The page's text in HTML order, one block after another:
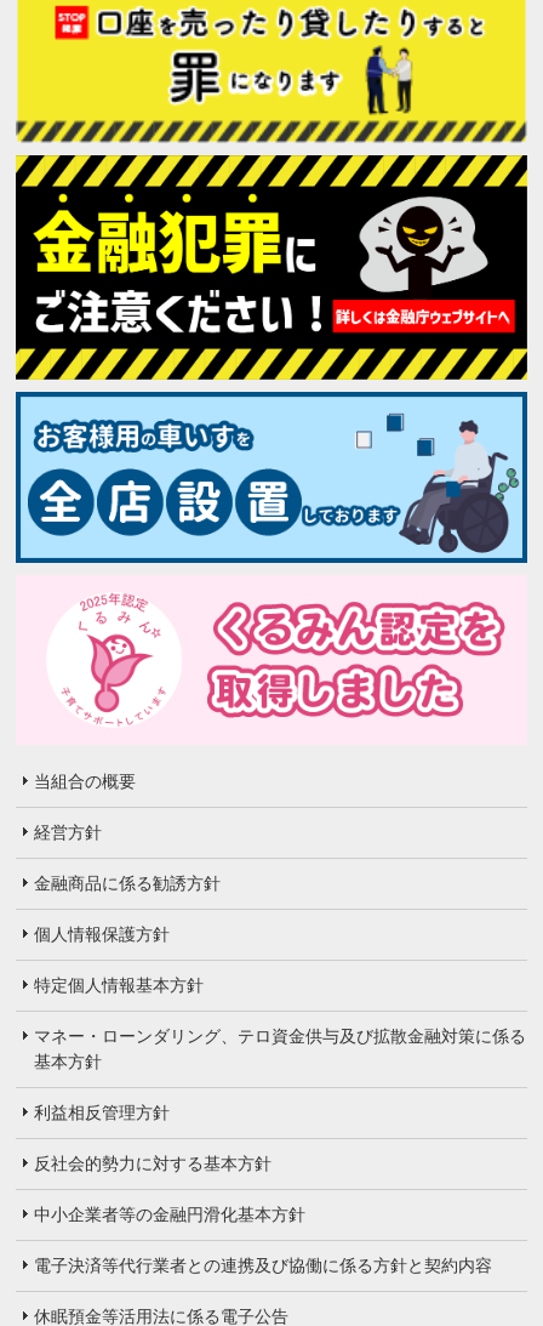
当組合の概要
経営方針
金融商品に係る勧誘方針
個人情報保護方針
特定個人情報基本方針
マネー・ローンダリング、テロ資金供与及び拡散金融対策に係る
基本方針
利益相反管理方針
反社会的勢力に対する基本方針
中小企業者等の金融円滑化基本方針
電子決済等代行業者との連携及び協働に係る方針と契約内容
休眠預金等活用法に係る電子公告